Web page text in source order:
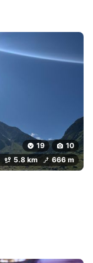
19
10
5.8 km 666 m